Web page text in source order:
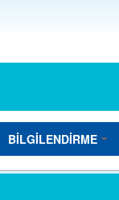
BİLGİLENDİRME